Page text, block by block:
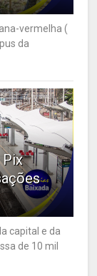
vermelha (
da
Pix
capital e da
de 10 mil